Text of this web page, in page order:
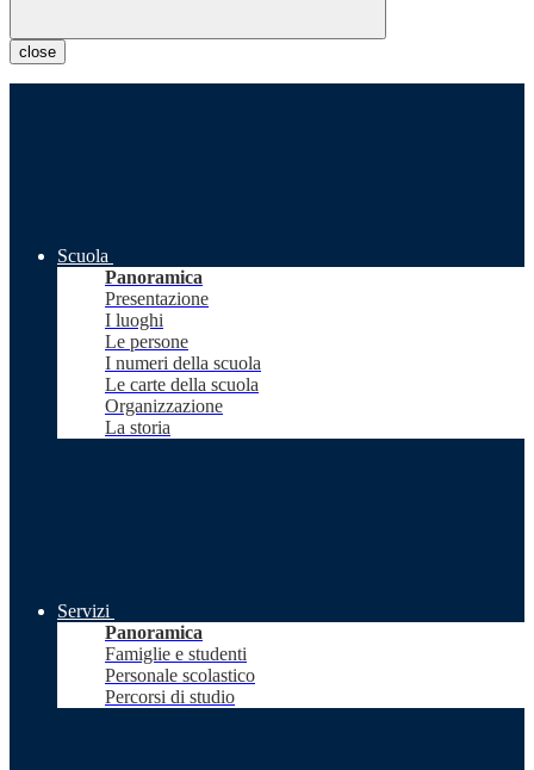
close
Scuola
Panoramica
Presentazione
I luoghi
Le persone
I numeri della scuola
Le carte della scuola
Organizzazione
La storia
Servizi
Panoramica
Famiglie e studenti
Personale scolastico
Percorsi di studio